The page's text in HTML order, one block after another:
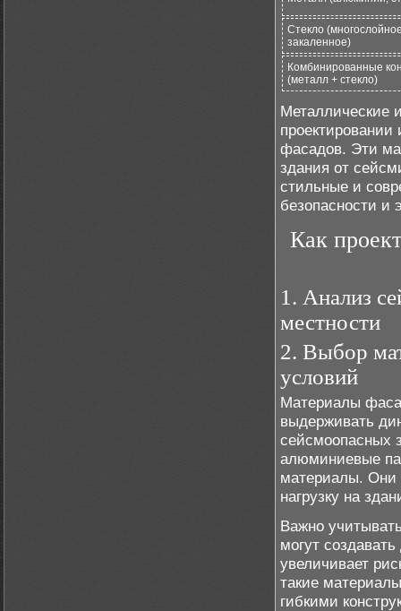
Стекло
закаленное)
Комбинированные
(металл + стекло)
Металлические
фасадов. Эти
здания от
стильные и
безопасности и
Как
1. Анализ
местности
2. Выбор
условий
Материалы
выдерживать
сейсмоопасных
алюминиевые
материалы. Они
нагрузку на
Важно
могут
увеличивает
такие
гибкими